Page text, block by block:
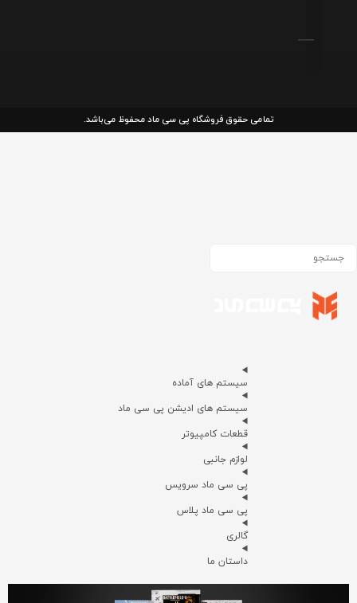
تمامی حقوق فروشگاه پی سی ماد محفوظ می‌باشد.
سیستم های آماده
سیستم های ادیشن پی سی ماد
قطعات کامپیوتر
لوازم جانبی
پی سی ماد سرویس
پی سی ماد پلاس
گالری
داستان ما